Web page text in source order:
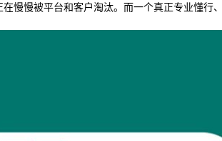
慢慢被平台和客户淘汰。而一个真正专业懂